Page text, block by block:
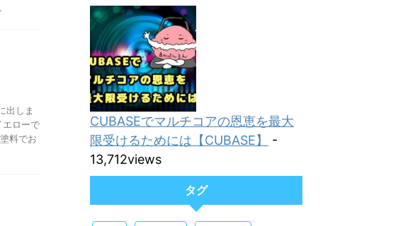
出しま
エローで
料でお
CUBASEでマルチコアの恩恵を最大
限受けるためには【CUBASE】
-
13,712views
タグ